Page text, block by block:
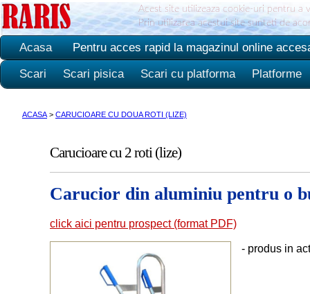
Acest site utilizeaza cookie-uri pentru a
Prin utilizarea acestui site sunteti de
Acasa
Pentru acces rapid la magazinul online
Scari
Scari pisica Scari cu platforma Platforme
ACASA > CARUCIOARE CU DOUA ROTI (LIZE)
Carucioare cu 2 roti (lize)
Carucior din aluminiu pentru o
click aici pentru prospect (format PDF)
- produs in